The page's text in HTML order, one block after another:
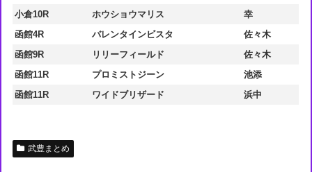
小倉10R
ホウショウマリス
幸
函館4R
バレンタインビスタ
佐々木
函館9R
リリーフィールド
佐々木
函館11R
プロミストジーン
池添
函館11R
ワイドブリザード 浜中
武豊まとめ